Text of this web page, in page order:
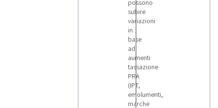
possono
subire
variazioni
in
base
ad
aumenti
tassazione
PRA
(IPT,
emolumenti,
marche